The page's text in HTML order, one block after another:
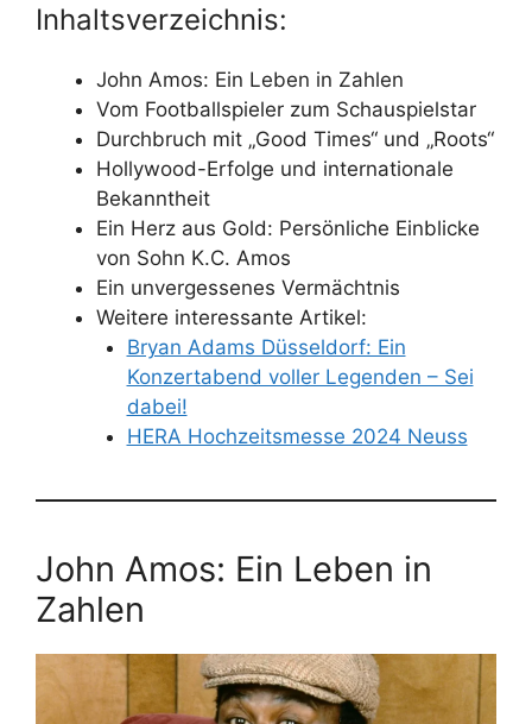
Inhaltsverzeichnis:
John Amos: Ein Leben in Zahlen
Vom Footballspieler zum Schauspielstar
Durchbruch mit „Good Times“ und „Roots“
Hollywood-Erfolge und internationale
Bekanntheit
Ein Herz aus Gold: Persönliche Einblicke
von Sohn K.C. Amos
Ein unvergessenes Vermächtnis
Weitere interessante Artikel:
Bryan Adams Düsseldorf: Ein
Konzertabend voller Legenden – Sei
dabei!
HERA Hochzeitsmesse 2024 Neuss
John Amos: Ein Leben in
Zahlen